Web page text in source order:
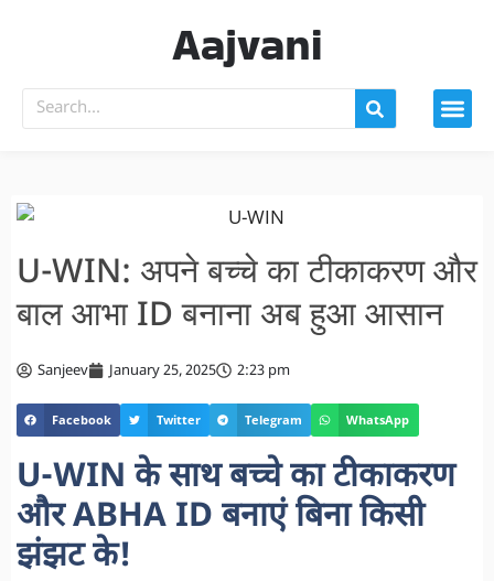
Aajvani
U-WIN: अपने बच्चे का टीकाकरण और
बाल आभा ID बनाना अब हुआ आसान
Sanjeev January 25, 2025 2:23 pm
Facebook Twitter Telegram WhatsApp
U-WIN के साथ बच्चे का टीकाकरण
और ABHA ID बनाएं बिना किसी
झंझट के!